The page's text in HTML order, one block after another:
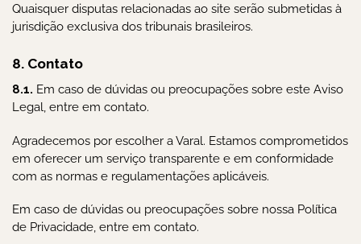
Quaisquer disputas relacionadas ao site serão submetidas à
jurisdição exclusiva dos tribunais brasileiros.
8. Contato
8.1. Em caso de dúvidas ou preocupações sobre este Aviso
Legal, entre em contato.
Agradecemos por escolher a Varal. Estamos comprometidos
em oferecer um serviço transparente e em conformidade
com as normas e regulamentações aplicáveis.
Em caso de dúvidas ou preocupações sobre nossa Política
de Privacidade, entre em contato.